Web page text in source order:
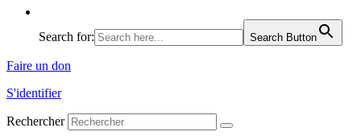
Search for: Search Button
Faire un don
S'identifier
Rechercher